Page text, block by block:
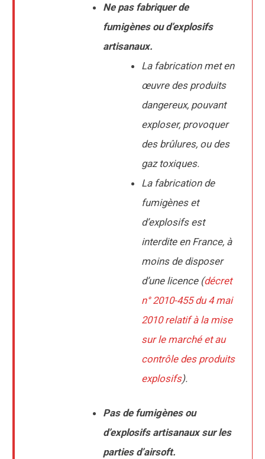
Ne pas fabriquer de
fumigènes ou d’explosifs
artisanaux.
La fabrication met en
œuvre des produits
dangereux, pouvant
exploser, provoquer
des brûlures, ou des
gaz toxiques.
La fabrication de
fumigènes et
d’explosifs est
interdite en France, à
moins de disposer
d’une licence(décret
n° 2010-455 du 4 mai
2010 relatif à la mise
sur le marché et au
contrôle des produits
explosifs).
Pas de fumigènes ou
d’explosifs artisanaux sur les
parties d’airsoft.